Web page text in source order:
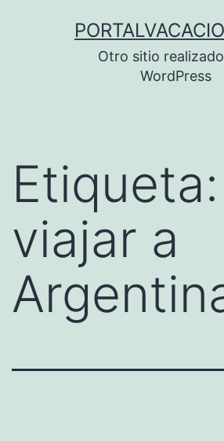
Otro sitio
WordPress
Etiqueta:
viajar a